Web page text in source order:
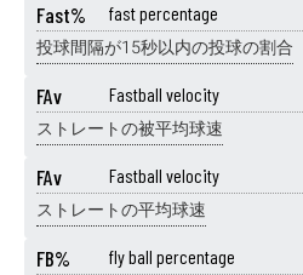
Fast% fast percentage
投球間隔が15秒以内の投球の割合
FAv Fastball velocity
ストレートの被平均球速
FAv Fastball velocity
ストレートの平均球速
FB% fly ball percentage